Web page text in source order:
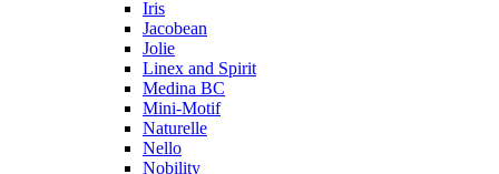
Iris
Jacobean
Jolie
Linex and Spirit
Medina BC
Mini-Motif
Naturelle
Nello
Nobility